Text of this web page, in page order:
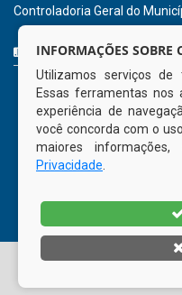
CNPJ: 01.596.018/0001-
000
Atendimento: 08:00hs às
(81) 98512-1231
Tamandaré - PE
Vice Prefeito
Gabinete do Prefeito
INFORMAÇÕES SOBRE
Utilizamos serviços de
Essas ferramentas
experiência de
você concorda com o
maiores
Privacidade